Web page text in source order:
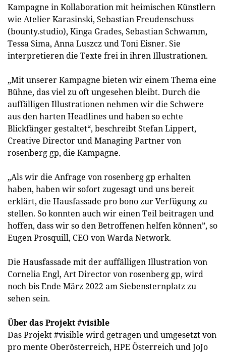
Kampagne in Kollaboration mit heimischen Künstlern
wie Atelier Karasinski, Sebastian Freudenschuss
(bounty.studio), Kinga Grades, Sebastian Schwamm,
Tessa Sima, Anna Luszcz und Toni Eisner. Sie
interpretieren die Texte frei in ihren Illustrationen.
„Mit unserer Kampagne bieten wir einem Thema eine
Bühne, das viel zu oft ungesehen bleibt. Durch die
auffälligen Illustrationen nehmen wir die Schwere
aus den harten Headlines und haben so echte
Blickfänger gestaltet“, beschreibt Stefan Lippert,
Creative Director und Managing Partner von
rosenberg gp, die Kampagne.
„Als wir die Anfrage von rosenberg gp erhalten
haben, haben wir sofort zugesagt und uns bereit
erklärt, die Hausfassade pro bono zur Verfügung zu
stellen. So konnten auch wir einen Teil beitragen und
hoffen, dass wir so den Betroffenen helfen können”, so
Eugen Prosquill, CEO von Warda Network.
Die Hausfassade mit der auffälligen Illustration von
Cornelia Engl, Art Director von rosenberg gp, wird
noch bis Ende März 2022 am Siebensternplatz zu
sehen sein.
Über das Projekt #visible
Das Projekt #visible wird getragen und umgesetzt von
pro mente Oberösterreich, HPE Österreich und JoJo